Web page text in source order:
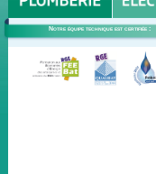
Notre équipe technique est certifiée :